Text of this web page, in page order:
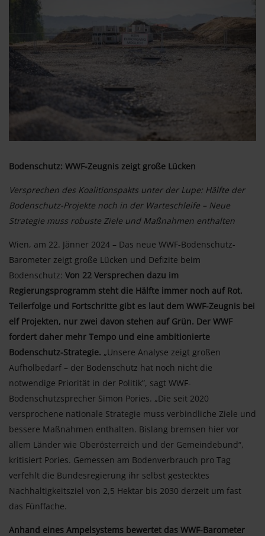
Bodenschutz: WWF-Zeugnis zeigt große Lücken
Versprechen des Koalitionspakts unter der Lupe: Hälfte der
Bodenschutz-Projekte noch in der Warteschleife – Neue
Strategie muss robuste Ziele und Maßnahmen enthalten
Wien, am 22. Jänner 2024 – Das neue WWF-Bodenschutz-
Barometer zeigt große Lücken und Defizite beim
Bodenschutz: Von 22 Versprechen dazu im
Regierungsprogramm steht die Hälfte immer noch auf Rot.
Teilerfolge und Fortschritte gibt es laut dem WWF-Zeugnis bei
elf Projekten, nur zwei davon stehen auf Grün. Der WWF
fordert daher mehr Tempo und eine ambitionierte
Bodenschutz-Strategie. „Unsere Analyse zeigt großen
Aufholbedarf – der Bodenschutz hat noch nicht die
notwendige Priorität in der Politik”, sagt WWF-
Bodenschutzsprecher Simon Pories. „Die seit 2020
versprochene nationale Strategie muss verbindliche Ziele und
bessere Maßnahmen enthalten. Bislang bremsen hier vor
allem Länder wie Oberösterreich und der Gemeindebund“,
kritisiert Pories. Gemessen am Bodenverbrauch pro Tag
verfehlt die Bundesregierung ihr selbst gestecktes
Nachhaltigkeitsziel von 2,5 Hektar bis 2030 derzeit um fast
das Fünffache.
Anhand eines Ampelsystems bewertet das WWF-Barometer